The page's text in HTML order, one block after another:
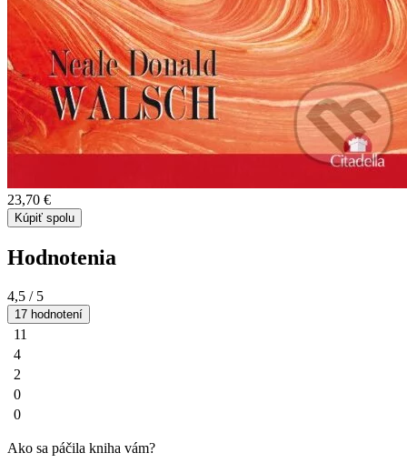
23,70 €
Kúpiť spolu
Hodnotenia
4,5 / 5
17 hodnotení
11
4
2
0
0
Ako sa páčila kniha vám?